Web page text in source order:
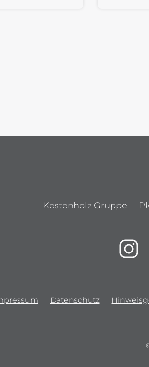
Kestenholz Gruppe
Datenschutz